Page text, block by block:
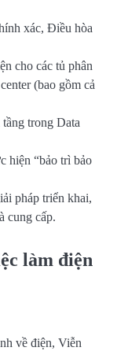
xác, Điều hòa
cho các tủ phân
(bao gồm cả
trong Data
hiện “bảo trì bảo
pháp triển khai,
cung cấp.
làm điện
về điện, Viễn